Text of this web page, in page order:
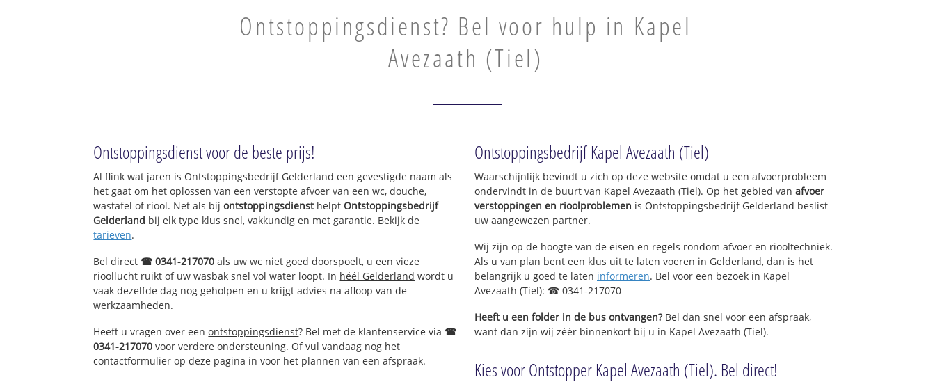
Ontstoppingsdienst? Bel voor hulp in Kapel
Avezaath (Tiel)
Ontstoppingsdienst voor de beste prijs!
Al flink wat jaren is Ontstoppingsbedrijf Gelderland een gevestigde naam als
het gaat om het oplossen van een verstopte afvoer van een wc, douche,
wastafel of riool. Net als bijontstoppingsdiensthelptOntstoppingsbedrijf
Gelderland bij elk type klus snel, vakkundig en met garantie. Bekijk de
tarieven.
Bel direct ☎ 0341-217070 als uw wc niet goed doorspoelt, u een vieze
rioollucht ruikt of uw wasbak snel vol water loopt. In héél Gelderland wordt u
vaak dezelfde dag nog geholpen en u krijgt advies na afloop van de
werkzaamheden.
Heeft u vragen over eenontstoppingsdienst? Bel met de klantenservice via ☎
0341-217070 voor verdere ondersteuning. Of vul vandaag nog het
contactformulier op deze pagina in voor het plannen van een afspraak.
Ontstoppingsbedrijf Kapel Avezaath (Tiel)
Waarschijnlijk bevindt u zich op deze website omdat u een afvoerprobleem
ondervindt in de buurt van Kapel Avezaath (Tiel). Op het gebied van afvoer
verstoppingen en rioolproblemen is Ontstoppingsbedrijf Gelderland beslist
uw aangewezen partner.
Wij zijn op de hoogte van de eisen en regels rondom afvoer en riooltechniek.
Als u van plan bent een klus uit te laten voeren in Gelderland, dan is het
belangrijk u goed te laten informeren. Bel voor een bezoek in Kapel
Avezaath (Tiel): ☎ 0341-217070
Heeft u een folder in de bus ontvangen?Bel dan snel voor een afspraak,
want dan zijn wij zéér binnenkort bij u in Kapel Avezaath (Tiel).
Kies voor Ontstopper Kapel Avezaath (Tiel). Bel direct!